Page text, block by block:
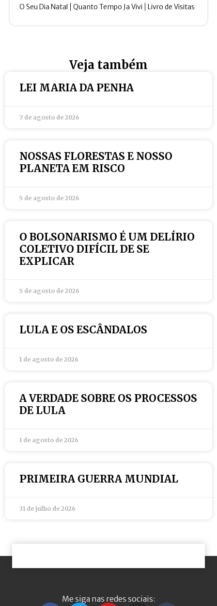
O Seu Dia Natal Quanto Tempo Ja Vivi Livro de Visitas
Veja também
LEI MARIA DA PENHA
7 de agosto de 2026
NOSSAS FLORESTAS E NOSSO
PLANETA EM RISCO
5 de agosto de 2026
O BOLSONARISMO É UM DELÍRIO
COLETIVO DIFÍCIL DE SE
EXPLICAR
5 de agosto de 2026
LULA E OS ESCÂNDALOS
1 de agosto de 2026
A VERDADE SOBRE OS PROCESSOS
DE LULA
1 de agosto de 2026
PRIMEIRA GUERRA MUNDIAL
31 de julho de 2026
Me siga nas redes sociais: